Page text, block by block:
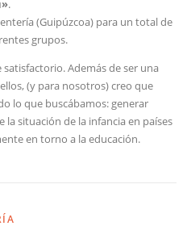
.
(Guipúzcoa) para un total de
grupos.
Además de ser una
(y para nosotros) creo que
lo que buscábamos: generar
la situación de la infancia en países
en torno a la educación.